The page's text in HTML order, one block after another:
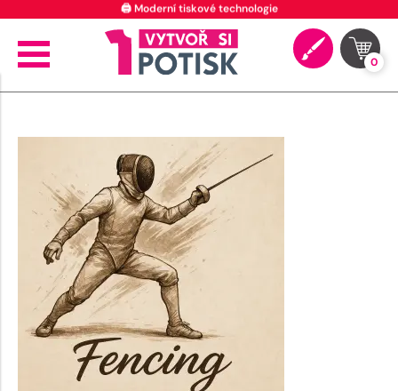
🖨️ Moderní tiskové technologie
0